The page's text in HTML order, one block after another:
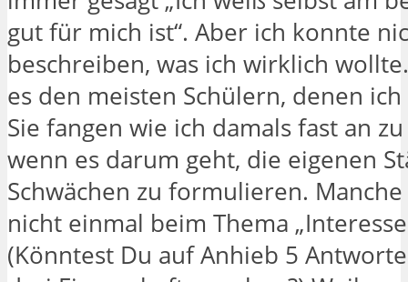
gut für mich ist“. Aber ich konnte
beschreiben, was ich wirklich
es den meisten Schülern, denen
Sie fangen wie ich damals fast an
wenn es darum geht, die eigenen
Schwächen zu formulieren.
nicht einmal beim Thema
(Könntest Du auf Anhieb 5